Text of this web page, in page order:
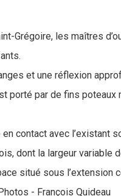
Grégoire, les maîtres
et une réflexion
porté par de fins poteaux
contact avec l’existant
dont la largeur variable
situé sous
- François Quideau